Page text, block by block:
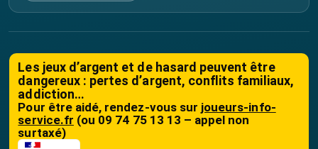
Les jeux d’argent et de hasard peuvent être
dangereux : pertes d’argent, conflits familiaux,
addiction…
Pour être aidé, rendez-vous sur joueurs-info-
service.fr (ou 09 74 75 13 13 – appel non
surtaxé)